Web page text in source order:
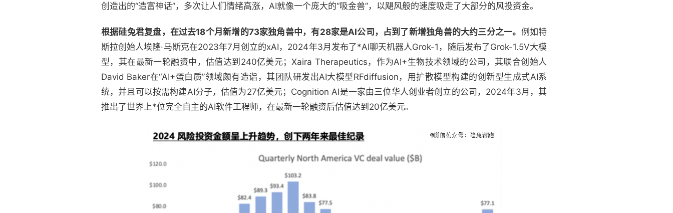
创造出的“造富神话”，多次让人们情绪高涨，AI就像一个庞大的“吸金兽”，以飓风般的速度吸走了大部分的风投资金。
根据硅兔君复盘，在过去18个月新增的73家独角兽中，有28家是AI公司，占到了新增独角兽的大约三分之一。 例如特
斯拉创始人埃隆·马斯克在2023年7月创立的xAI，2024年3月发布了*AI聊天机器人Grok-1，随后发布了Grok-1.5V大模
型，其在最新一轮融资中，估值达到240亿美元；Xaira Therapeutics，作为AI+生物技术领域的公司，其联合创始人
David Baker在“AI+蛋白质”领域颇有造诣，其团队研发出AI大模型RFdiffusion，用扩散模型构建的创新型生成式AI系
统，并且可以按需构建AI分子，估值为27亿美元；Cognition AI是一家由三位华人创业者创立的公司，2024年3月，其
推出了世界上*位完全自主的AI软件工程师，在最新一轮融资后估值达到20亿美元。